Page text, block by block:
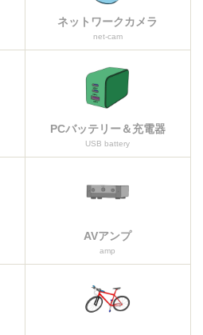
ネットワークカメラ
net-cam
PCバッテリー＆充電器
USB battery
AVアンプ
amp